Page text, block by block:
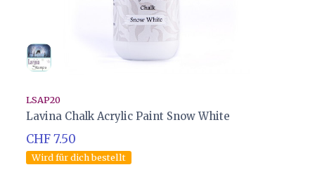
LSAP20
Lavina Chalk Acrylic Paint Snow White
CHF 7.50
Wird für dich bestellt